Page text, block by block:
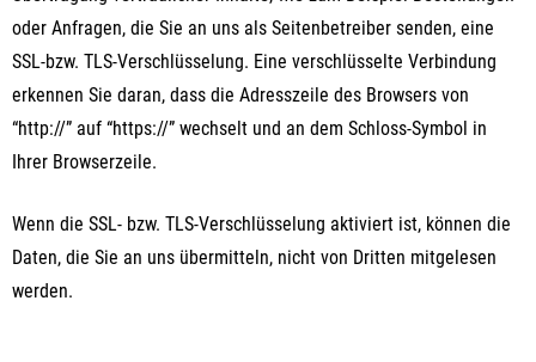
oder Anfragen, die Sie an uns als Seitenbetreiber senden, eine
SSL-bzw. TLS-Verschlüsselung. Eine verschlüsselte Verbindung
erkennen Sie daran, dass die Adresszeile des Browsers von
“http://” auf “https://” wechselt und an dem Schloss-Symbol in
Ihrer Browserzeile.
Wenn die SSL- bzw. TLS-Verschlüsselung aktiviert ist, können die
Daten, die Sie an uns übermitteln, nicht von Dritten mitgelesen
werden.